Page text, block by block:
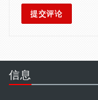
信息